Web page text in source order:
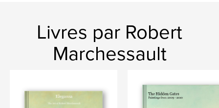
Livres par Robert
Marchessault